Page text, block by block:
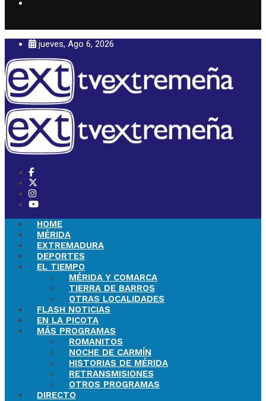
jueves, Ago 6, 2026
HOME
MÉRIDA
EXTREMADURA
DEPORTES
EL TIEMPO
MÉRIDA Y COMARCA
TIERRA DE BARROS
OTRAS LOCALIDADES
FLASH NOTICIAS
EN LA PICOTA
MÁS PROGRAMAS
ROMANITOS
NOCHE DE CARMÍN
HISTORIAS DE MÉRIDA
RETRANSMISIONES
OTROS PROGRAMAS
DIRECTO